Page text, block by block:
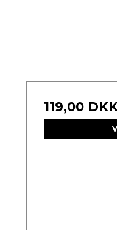
119,00